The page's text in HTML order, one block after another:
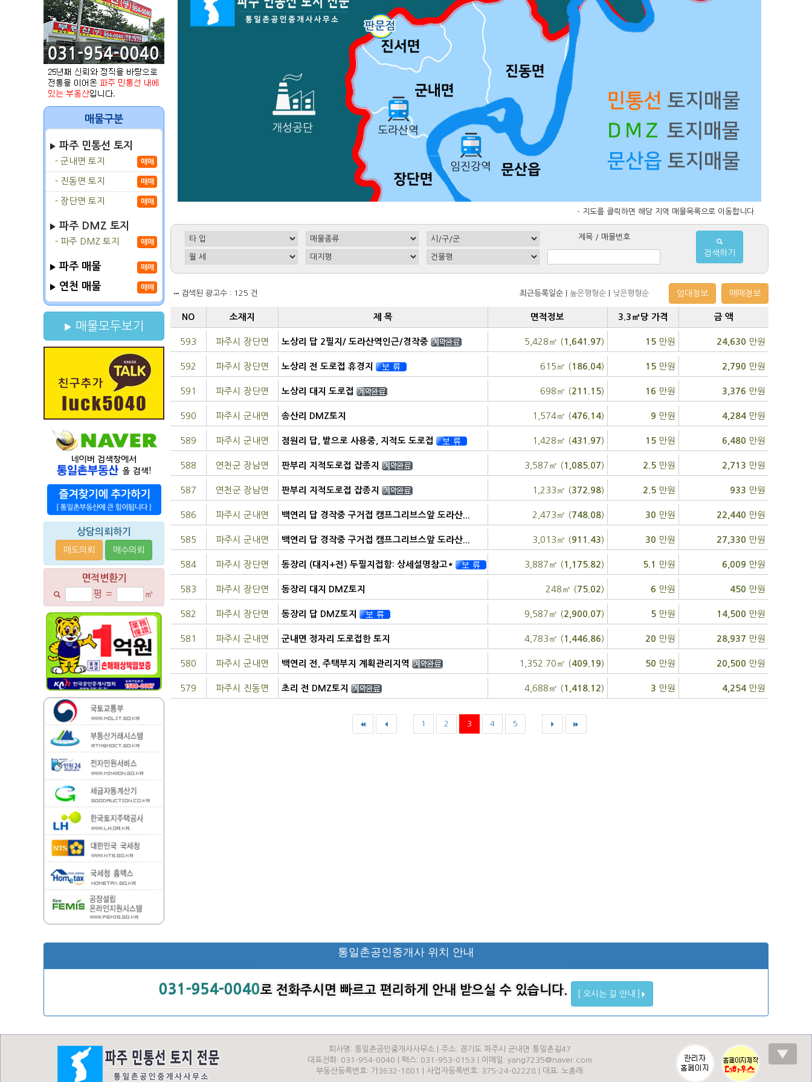
매물구분
파주 민통선 토지
- 군내면 토지 매매
- 진동면 토지 매매
- 장단면 토지 매매
파주 DMZ 토지
- 파주 DMZ 토지 매매
파주 매물 매매
연천 매물 매매
매물모두보기
상담의뢰하기
매도의뢰 매수의뢰
면적변환기
평 = ㎡
- 지도를 클릭하면 해당 지역 매물목록으로 이동합니다.
제목 / 매물번호
검색하기
검색된 광고수 : 125 건 최근등록일순 높은평형순 낮은평형순 임대정보 매매정보
NO 소재지 제 목 면적정보 3.3㎡당 가격 금 액
593 파주시 장단면 노상리 답 2필지/ 도라산역인근/경작중
농림지역
5,428㎡ ( 1,641.97) 15 만원 24,630 만원
592 파주시 장단면 노상리 전 도로접 휴경지
보전관리지역
615㎡ ( 186.04) 15 만원 2,790 만원
591 파주시 장단면 노상리 대지 도로접
보전관리지역
698㎡ (211.15) 16 만원 3,376 만원
590 파주시 군내면 송산리 DMZ토지
자연환경보전지역
1,574㎡ (476.14) 9 만원 4,284만원
589 파주시 군내면 점원리 답, 밭으로 사용중, 지적도 도로접
농림지역
1,428㎡ (431.97) 15 만원 6,480 만원
588 연천군 장남면 판부리 지적도로접 잡종지
자연환경보전지역
3,587㎡ ( 1,085.07) 2.5 만원 2,713 만원
587 연천군 장남면 판부리 지적도로접 잡종지
자연환경보전지역
1,233㎡ (372.98) 2.5 만원 933 만원
586 파주시 군내면 백연리 답 경작중 구거접 캠프그리브스앞 도라산...
농림지역
2,473㎡ (748.08) 30 만원 22,440 만원
585 파주시 군내면 백연리 답 경작중 구거접 캠프그리브스앞 도라산...
농림지역
3,013㎡ (911.43) 30 만원 27,330 만원
584 파주시 장단면 동장리 (대지+전) 두필지접함: 상세설명참고*
자연환경보전지역
3,887㎡ ( 1,175.82) 5.1 만원 6,009 만원
583 파주시 장단면 동장리 대지 DMZ토지
자연환경보전지역
248㎡ (75.02) 6 만원 450 만원
582 파주시 장단면 동장리 답 DMZ토지
자연환경보전지역
9,587㎡ (2,900.07) 5 만원 14,500 만원
581 파주시 군내면 군내면 정자리 도로접한 토지 4,783㎡ ( 1,446.86) 20 만원 28,937 만원
580 파주시 군내면 백연리 전, 주택부지 계획관리지역
계획관리지역
1,352.70㎡ (409.19) 50 만원 20,500 만원
579 파주시 진동면 초리 전 DMZ토지 4,688㎡ ( 1,418.12) 3 만원 4,254만원
1 2 3 4 5
통일촌공인중개사 위치 안내
031-954-0040로 전화주시면 빠르고 편리하게 안내 받으실 수 있습니다. [ 오시는 길 안내 ]
회사명: 통일촌공인중개사사무소 | 주소: 경기도 파주시 군내면 통일촌길47
대표전화: 031-954-0040 | 팩스: 031-953-0153 | 이메일: yang7235@naver.com
부동산등록번호: 가3632-1801 | 사업자등록번호: 375-24-02228 | 대표: 노총래
▼